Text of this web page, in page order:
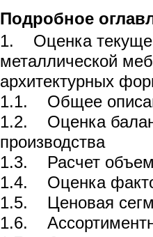
Подробное
1. Оценка
металлической
архитектурных
1.1. Общее
1.2. Оценка
производства
1.3. Расчет
1.4. Оценка
1.5. Ценовая
1.6.